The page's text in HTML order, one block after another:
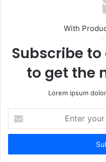
With
Subscribe
to get the
Lorem ipsum
t
r